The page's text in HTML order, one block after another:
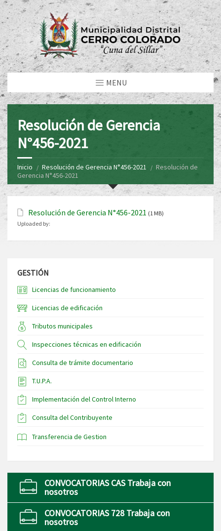
MENU
Resolución de Gerencia
N°456-2021
Inicio Resolución de Gerencia N°456-2021
Resolución de
Gerencia N°456-2021
Resolución de Gerencia N°456-2021 (1 MB)
Uploaded by:
GESTIÓN
Licencias de funcionamiento
Licencias de edificación
Tributos municipales
Inspecciones técnicas en edificación
Consulta de trámite documentario
T.U.P.A.
Implementación del Control Interno
Consulta del Contribuyente
Transferencia de Gestion
CONVOCATORIAS CAS Trabaja con
nosotros
CONVOCATORIAS 728 Trabaja con
nosotros